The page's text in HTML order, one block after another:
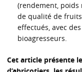
(rendement, poids
de qualité de
effectués, avec
bioagresseurs.
Cet article présente